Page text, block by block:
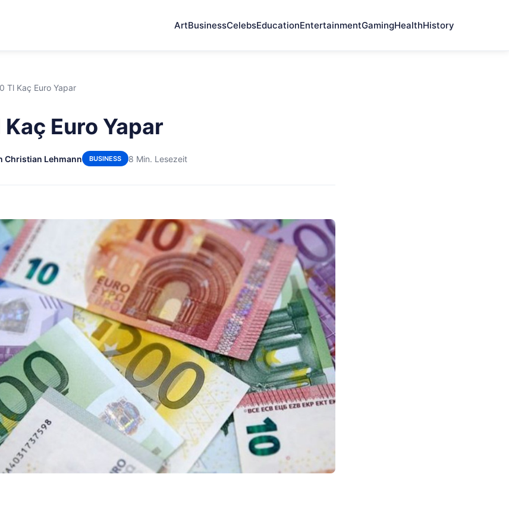
ArtBusinessCelebsEducationEntertainmentGamingHealthHistory
Tl Kaç Euro Yapar
Euro Yapar
Christian Lehmann BUSINESS 8 Min. Lesezeit